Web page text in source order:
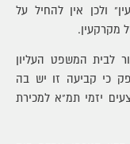
ולכן אין להחיל על
מקרקעין.
לבית המשפט העליון
כי קביעה זו יש בה
יזמי תמ"א למכירת